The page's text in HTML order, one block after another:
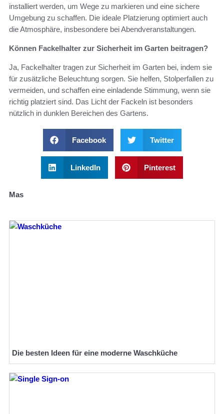
installiert werden, um Wege zu markieren und eine sichere
Umgebung zu schaffen. Die ideale Platzierung optimiert auch
die Atmosphäre, insbesondere bei Abendveranstaltungen.
Können Fackelhalter zur Sicherheit im Garten beitragen?
Ja, Fackelhalter tragen zur Sicherheit im Garten bei, indem sie
für zusätzliche Beleuchtung sorgen. Sie helfen, Stolperfallen zu
vermeiden, und schaffen eine einladende Stimmung, wenn sie
richtig platziert sind. Das Licht der Fackeln ist besonders
nützlich in dunklen Bereichen des Gartens.
Facebook Twitter
LinkedIn Pinterest
Mas
Die besten Ideen für eine moderne Waschküche